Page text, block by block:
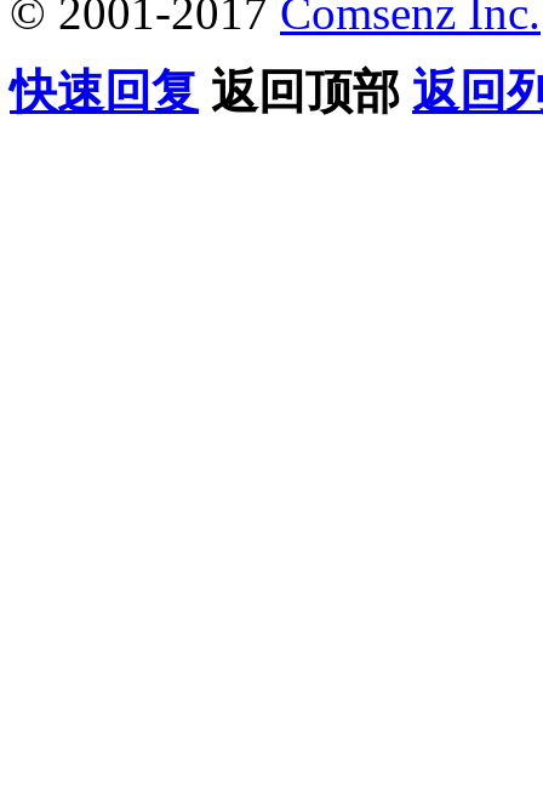
© 2001-2017 Comsenz Inc.
快速回复 返回顶部 返回